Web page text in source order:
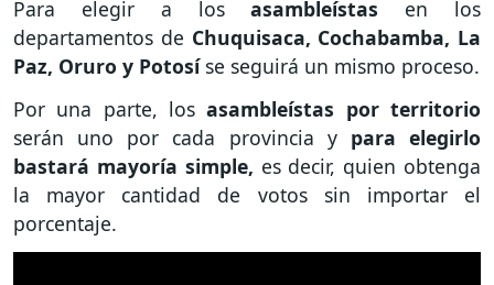
Para elegir a losasambleístas en los
departamentos de Chuquisaca, Cochabamba, La
Paz, Oruro y Potosí se seguirá un mismo proceso.
Por una parte, losasambleístas por territorio
serán uno por cada provincia ypara elegirlo
bastará mayoría simple, es decir, quien obtenga
la mayor cantidad de votos sin importar el
porcentaje.